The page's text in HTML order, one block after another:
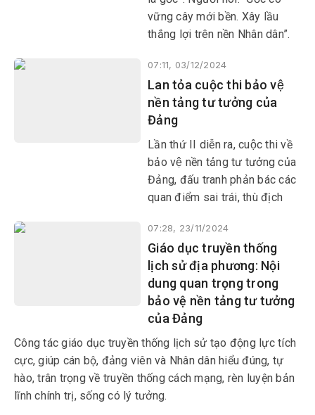
vững cây mới bền. Xây lầu
thắng lợi trên nền Nhân dân”.
hàng ngàn năm lịch sử dựng
nước và giữ nước để tồn tại
và phát triển là nhờ biết “trọng
dân”.
07:11, 03/12/2024
Lan tỏa cuộc thi bảo vệ
nền tảng tư tưởng của
Đảng
Lần thứ II diễn ra, cuộc thi về
bảo vệ nền tảng tư tưởng của
Đảng, đấu tranh phản bác các
quan điểm sai trái, thù địch
ủy Tuy Hòa tổ chức đã tạo sự
lan tỏa sâu rộng trong toàn
Đảng bộ thành phố, thu hút sự
quan tâm, tham gia của đông
đảo cán bộ, đảng viên, Nhân
dân.
07:28, 23/11/2024
Giáo dục truyền thống
lịch sử địa phương: Nội
dung quan trọng trong
bảo vệ nền tảng tư tưởng
của Đảng
Công tác giáo dục truyền thống lịch sử tạo động lực tích
cực, giúp cán bộ, đảng viên và Nhân dân hiểu đúng, tự
hào, trân trọng về truyền thống cách mạng, rèn luyện bản
lĩnh chính trị, sống có lý tưởng.